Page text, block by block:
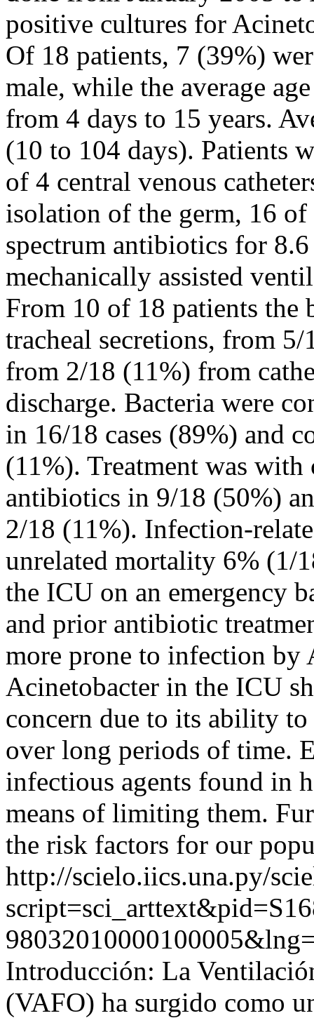
positive cultures for
Of 18 patients, 7 (39%)
male, while the average
from 4 days to 15 years.
(10 to 104 days). Patients
of 4 central venous
isolation of the germ, 16
spectrum antibiotics for
mechanically assisted
From 10 of 18 patients the
tracheal secretions, from
from 2/18 (11%) from
discharge. Bacteria were
in 16/18 cases (89%) and
(11%). Treatment was
antibiotics in 9/18 (50%)
2/18 (11%). Infection-
unrelated mortality 6% (1/
the ICU on an emergency
and prior antibiotic
more prone to infection by
Acinetobacter in the ICU
concern due to its ability
over long periods of time.
infectious agents found in
means of limiting them.
the risk factors for our
http://scielo.iics.una.py/
Introducción: La
(VAFO) ha surgido como